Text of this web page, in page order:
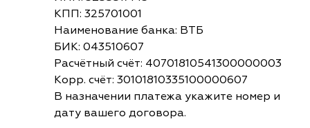
КПП: 325701001
Наименование банка: ВТБ
БИК: 043510607
Расчётный счёт: 40701810541300000003
Корр. счёт: 30101810335100000607
В назначении платежа укажите номер и
дату вашего договора.